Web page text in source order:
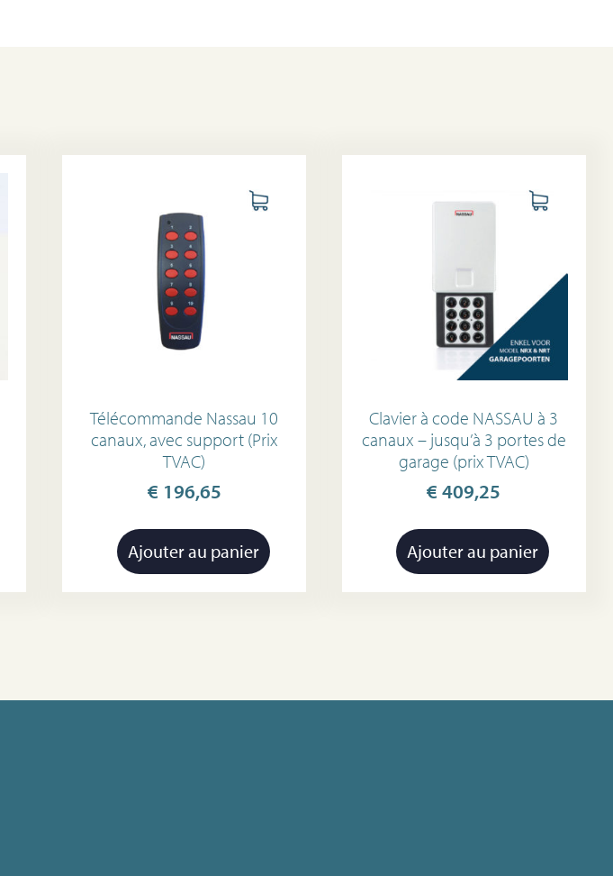
Télécommande Nassau 10
canaux, avec support (Prix
TVAC)
€ 196,65
Ajouter au panier
Clavier à code NASSAU à 3
canaux – jusqu’à 3 portes de
garage (prix TVAC)
€ 409,25
Ajouter au panier